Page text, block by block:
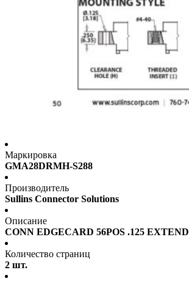
Маркировка
GMA28DRMH-S288
Производитель
Sullins Connector Solutions
Описание
CONN EDGECARD 56POS .125 EXTEND
Количество страниц
2 шт.